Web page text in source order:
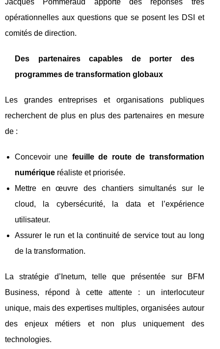
Jacques Pommeraud apporte des réponses très
opérationnelles aux questions que se posent les DSI et
comités de direction.
Des partenaires capables de porter des
programmes de transformation globaux
Les grandes entreprises et organisations publiques
recherchent de plus en plus des partenaires en mesure
de :
Concevoir une feuille de route de transformation
numérique réaliste et priorisée.
Mettre en œuvre des chantiers simultanés sur le
cloud, la cybersécurité, la data et l’expérience
utilisateur.
Assurer le run et la continuité de service tout au long
de la transformation.
La stratégie d’Inetum, telle que présentée sur BFM
Business, répond à cette attente : un interlocuteur
unique, mais des expertises multiples, organisées autour
des enjeux métiers et non plus uniquement des
technologies.